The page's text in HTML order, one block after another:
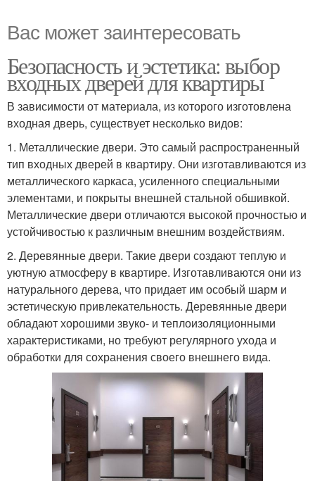
Вас может заинтересовать
Безопасность и эстетика: выбор
входных дверей для квартиры
В зависимости от материала, из которого изготовлена
входная дверь, существует несколько видов:
1. Металлические двери. Это самый распространенный
тип входных дверей в квартиру. Они изготавливаются из
металлического каркаса, усиленного специальными
элементами, и покрыты внешней стальной обшивкой.
Металлические двери отличаются высокой прочностью и
устойчивостью к различным внешним воздействиям.
2. Деревянные двери. Такие двери создают теплую и
уютную атмосферу в квартире. Изготавливаются они из
натурального дерева, что придает им особый шарм и
эстетическую привлекательность. Деревянные двери
обладают хорошими звуко- и теплоизоляционными
характеристиками, но требуют регулярного ухода и
обработки для сохранения своего внешнего вида.